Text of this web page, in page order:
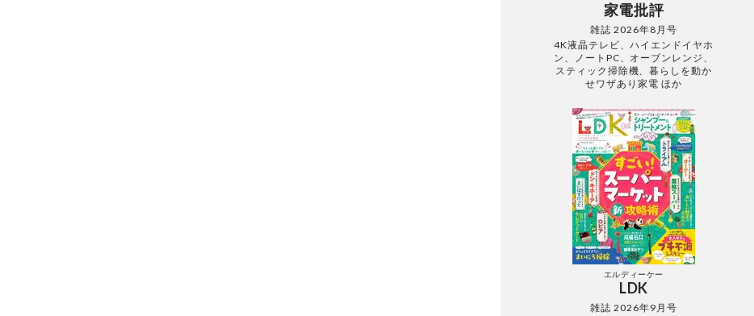
家電批評
雑誌 2026年8月号
4K液晶テレビ、ハイエンドイヤホ
ン、ノートPC、オーブンレンジ、
スティック掃除機、暮らしを動か
せワザあり家電 ほか
エルディーケー
LDK
雑誌 2026年9月号